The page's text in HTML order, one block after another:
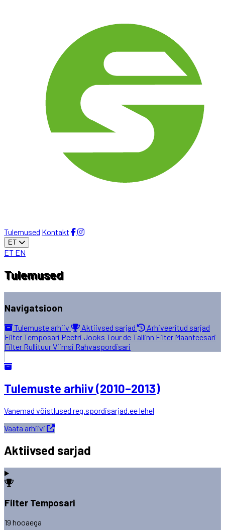
Tulemused Kontakt
ET
ET EN
Tulemused
Navigatsioon
Tulemuste arhiiv Aktiivsed sarjad
Arhiveeritud sarjad
Filter Temposari Peetri Jooks Tour de Tallinn Filter Maanteesari
Filter RullituurViimsi Rahvaspordisari
Tulemuste arhiiv (2010–2013)
Vanemad võistlused reg.spordisarjad.ee lehel
Vaata arhiivi
Aktiivsed sarjad
Filter Temposari
19 hooaega